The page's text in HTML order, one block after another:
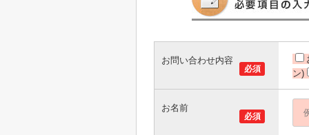
必須
お問い合わせ内容
ン)
必須
お名前